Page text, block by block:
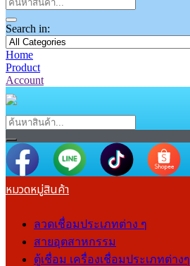
Search in:
Home
Product
Account
หมวดหมู่สินค้า
ลวดเชื่อมประเภทต่าง ๆ
สายอุตสาหกรรม
ตู้เชื่อม เครื่องเชื่อมประเภทต่างๆ